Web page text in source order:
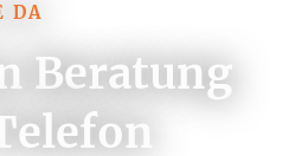
Ausblicken
Wüste verspricht ein
Aktuell sind auch
Golfplatzes
- ab dem Jahr 2027
DA
Beratung